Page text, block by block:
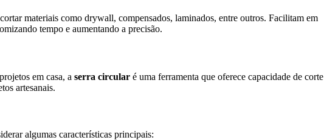
materiais como drywall, compensados, laminados, entre outros. Facilitam em
tempo e aumentando a precisão.
em casa, a serra circular é uma ferramenta que oferece capacidade de corte
artesanais.
algumas características principais: